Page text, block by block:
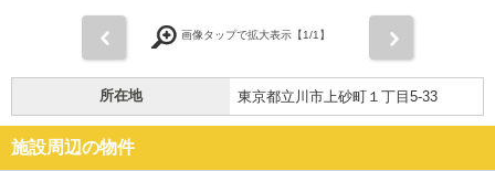
画像タップで拡大表示【1/1】
所在地 東京都立川市上砂町１丁目5-33
施設周辺の物件